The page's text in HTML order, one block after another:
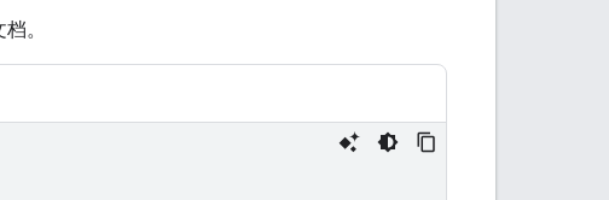
。